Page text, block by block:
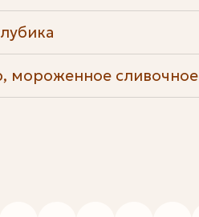
мороженное сливочное